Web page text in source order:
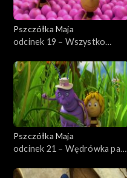
Pszczółka Maja
odcinek 19 – Wszystko
Pszczółka Maja
odcinek 21 – Wędrówka pani